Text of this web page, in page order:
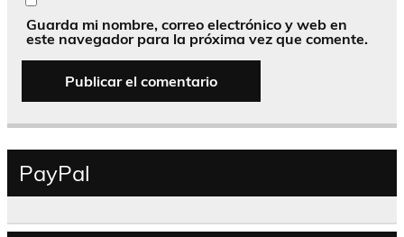
Guarda mi nombre, correo electrónico y web en
este navegador para la próxima vez que comente.
PayPal